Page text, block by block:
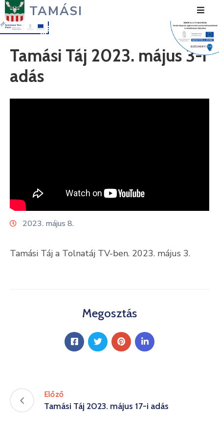
TAMÁSI
Fejlesztések
Média
Keresés
Tamási Táj 2023. május 3-i
adás
2023. május 8.
Tamási Táj a Tolnatáj TV-ben. 2023. május 3.
Megosztás
Előző
Tamási Táj 2023. május 17-i adás